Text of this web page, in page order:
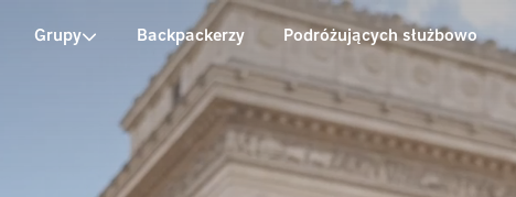
Grupy Backpackerzy Podróżujących służbowo